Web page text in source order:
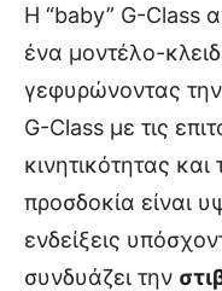
Η “baby” G-Class
ένα μοντέλο-
γεφυρώνοντας
G-Class με τις
κινητικότητας
προσδοκία είναι
ενδείξεις
συνδυάζει την